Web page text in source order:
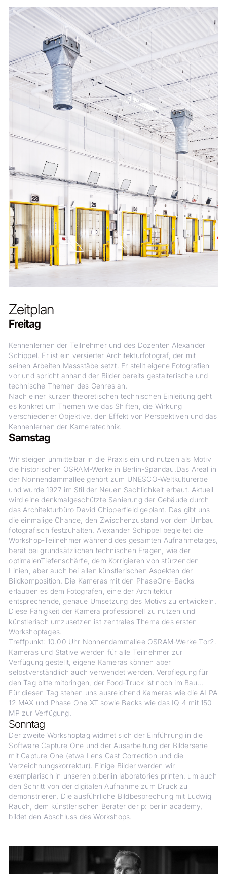
Zeitplan
Freitag
Kennenlernen der Teilnehmer und des Dozenten Alexander
Schippel. Er ist ein versierter Architekturfotograf, der mit
seinen Arbeiten Massstäbe setzt. Er stellt eigene Fotografien
vor und spricht anhand der Bilder bereits gestalterische und
technische Themen des Genres an.
Nach einer kurzen theoretischen technischen Einleitung geht
es konkret um Themen wie das Shiften, die Wirkung
verschiedener Objektive, den Effekt von Perspektiven und das
Kennenlernen der Kameratechnik.
Samstag
Wir steigen unmittelbar in die Praxis ein und nutzen als Motiv
die historischen OSRAM-Werke in Berlin-Spandau.Das Areal in
der Nonnendammallee gehört zum UNESCO-Weltkulturerbe
und wurde 1927 im Stil der Neuen Sachlichkeit erbaut. Aktuell
wird eine denkmalgeschützte Sanierung der Gebäude durch
das Architekturbüro David Chipperfield geplant. Das gibt uns
die einmalige Chance, den Zwischenzustand vor dem Umbau
fotografisch festzuhalten. Alexander Schippel begleitet die
Workshop-Teilnehmer während des gesamten Aufnahmetages,
berät bei grundsätzlichen technischen Fragen, wie der
optimalenTiefenschärfe, dem Korrigieren von stürzenden
Linien, aber auch bei allen künstlerischen Aspekten der
Bildkomposition. Die Kameras mit den PhaseOne-Backs
erlauben es dem Fotografen, eine der Architektur
entsprechende, genaue Umsetzung des Motivs zu entwickeln.
Diese Fähigkeit der Kamera professionell zu nutzen und
künstlerisch umzusetzen ist zentrales Thema des ersten
Workshoptages.
Treffpunkt: 10.00 Uhr Nonnendammallee OSRAM-Werke Tor2.
Kameras und Stative werden für alle Teilnehmer zur
Verfügung gestellt, eigene Kameras können aber
selbstverständlich auch verwendet werden. Verpflegung für
den Tag bitte mitbringen, der Food-Truck ist noch im Bau…
Für diesen Tag stehen uns ausreichend Kameras wie die ALPA
12 MAX und Phase One XT sowie Backs wie das IQ 4 mit 150
MP zur Verfügung.
Sonntag
Der zweite Workshoptag widmet sich der Einführung in die
Software Capture One und der Ausarbeitung der Bilderserie
mit Capture One (etwa Lens Cast Correction und die
Verzeichnungskorrektur). Einige Bilder werden wir
exemplarisch in unseren p:berlin laboratories printen, um auch
den Schritt von der digitalen Aufnahme zum Druck zu
demonstrieren. Die ausführliche Bildbesprechung mit Ludwig
Rauch, dem künstlerischen Berater der p: berlin academy,
bildet den Abschluss des Workshops.